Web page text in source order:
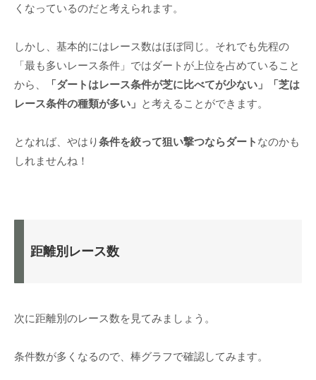
くなっているのだと考えられます。
しかし、基本的にはレース数はほぼ同じ。それでも先程の
「最も多いレース条件」ではダートが上位を占めていること
から、
「ダートはレース条件が芝に比べてが少ない」「芝は
レース条件の種類が多い」 と考えることができます。
となれば、やはり条件を絞って狙い撃つならダート なのかも
しれませんね！
距離別レース数
次に距離別のレース数を見てみましょう。
条件数が多くなるので、棒グラフで確認してみます。